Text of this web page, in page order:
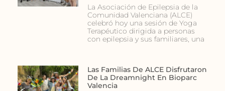
La Asociación de Epilepsia de la
Comunidad Valenciana (ALCE)
celebró hoy una sesión de Yoga
Terapéutico dirigida a personas
con epilepsia y sus familiares, una
Las Familias De ALCE Disfrutaron
De La Dreamnight En Bioparc
Valencia